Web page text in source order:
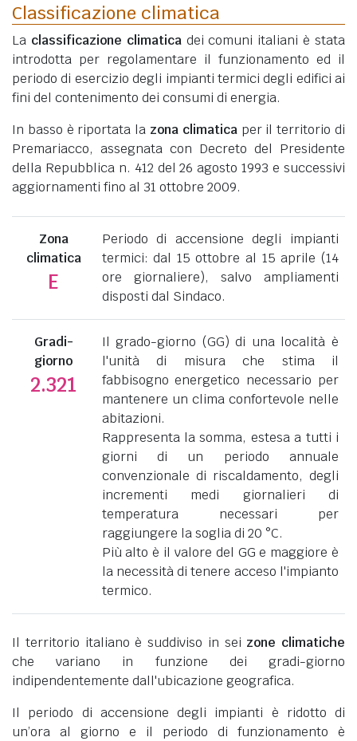
Classificazione climatica
La classificazione climaticadei comuni italiani è stata
introdotta per regolamentare il funzionamento ed il
periodo di esercizio degli impianti termici degli edifici ai
fini del contenimento dei consumi di energia.
In basso è riportata la zona climaticaper il territorio di
Premariacco, assegnata con Decreto del Presidente
della Repubblica n. 412 del 26 agosto 1993 e successivi
aggiornamenti fino al 31 ottobre 2009.
Zona
climatica
E
Periodo di accensione degli impianti
termici: dal 15 ottobre al 15 aprile (14
ore giornaliere), salvo ampliamenti
disposti dal Sindaco.
Gradi-
giorno
2.321
Il grado-giorno (GG) di una località è
l'unità di misura che stima il
fabbisogno energetico necessario per
mantenere un clima confortevole nelle
abitazioni.
Rappresenta la somma, estesa a tutti i
giorni di un periodo annuale
convenzionale di riscaldamento, degli
incrementi medi giornalieri di
temperatura necessari per
raggiungere la soglia di 20 °C.
Più alto è il valore del GG e maggiore è
la necessità di tenere acceso l'impianto
termico.
Il territorio italiano è suddiviso in sei zone climatiche
che variano in funzione dei gradi-giorno
indipendentemente dall'ubicazione geografica.
Il periodo di accensione degli impianti è ridotto di
un’ora al giorno e il periodo di funzionamento è